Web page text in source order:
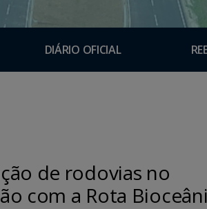
DIÁRIO OFICIAL
de rodovias no
com a Rota